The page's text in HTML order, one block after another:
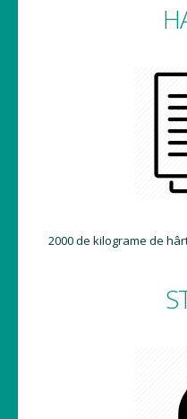
2000 de kilograme de